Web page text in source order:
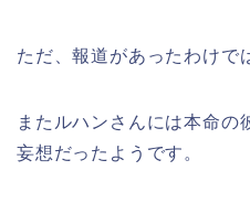
ただ、報道があったわけで
またルハンさんには本命の
妄想だったようです。